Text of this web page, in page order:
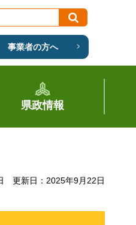
事業者の方へ
県政情報
更新日：2025年9月22日